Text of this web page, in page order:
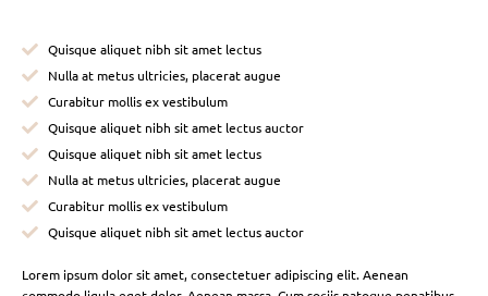
Quisque aliquet nibh sit amet lectus
Nulla at metus ultricies, placerat augue
Curabitur mollis ex vestibulum
Quisque aliquet nibh sit amet lectus auctor
Quisque aliquet nibh sit amet lectus
Nulla at metus ultricies, placerat augue
Curabitur mollis ex vestibulum
Quisque aliquet nibh sit amet lectus auctor
Lorem ipsum dolor sit amet, consectetuer adipiscing elit. Aenean